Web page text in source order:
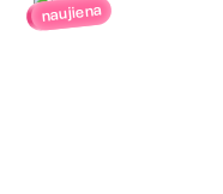
naujiena